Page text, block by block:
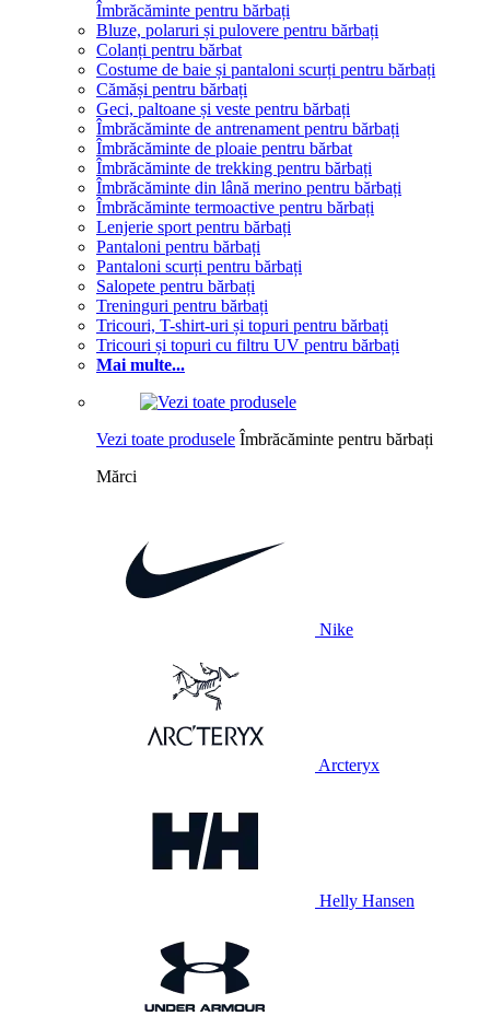
Îmbrăcăminte pentru bărbați
Bluze, polaruri și pulovere pentru bărbați
Colanți pentru bărbat
Costume de baie și pantaloni scurți pentru bărbați
Cămăși pentru bărbați
Geci, paltoane și veste pentru bărbați
Îmbrăcăminte de antrenament pentru bărbați
Îmbrăcăminte de ploaie pentru bărbat
Îmbrăcăminte de trekking pentru bărbați
Îmbrăcăminte din lână merino pentru bărbați
Îmbrăcăminte termoactive pentru bărbați
Lenjerie sport pentru bărbați
Pantaloni pentru bărbați
Pantaloni scurți pentru bărbați
Salopete pentru bărbați
Treninguri pentru bărbați
Tricouri, T-shirt-uri și topuri pentru bărbați
Tricouri și topuri cu filtru UV pentru bărbați
Mai multe...
Vezi toate produsele Îmbrăcăminte pentru bărbați
Mărci
Nike
Arcteryx
Helly Hansen